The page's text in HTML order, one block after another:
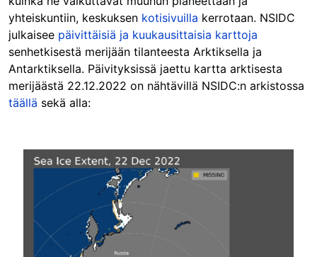
yhteiskuntiin, keskuksen kotisivuilla kerrotaan. NSIDC
julkaisee päivittäisiä ja kuukausittaisia karttoja
senhetkisestä merijään tilanteesta Arktiksella ja
Antarktiksella. Päivityksissä jaettu kartta arktisesta
merijäästä 22.12.2022 on nähtävillä NSIDC:n arkistossa
täällä sekä alla:
Image